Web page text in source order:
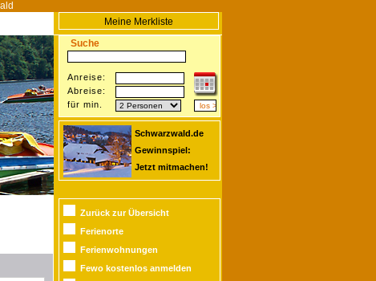
Meine Merkliste
Suche
Anreise:
Abreise:
für min.
Schwarzwald.de
Gewinnspiel:
Jetzt mitmachen!
Zurück zur Übersicht
Ferienorte
Ferienwohnungen
Fewo kostenlos anmelden